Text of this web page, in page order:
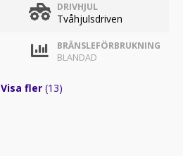
DRIVHJUL
Tvåhjulsdriven
BRÄNSLEFÖRBRUKNING
BLANDAD
Visa fler (13)